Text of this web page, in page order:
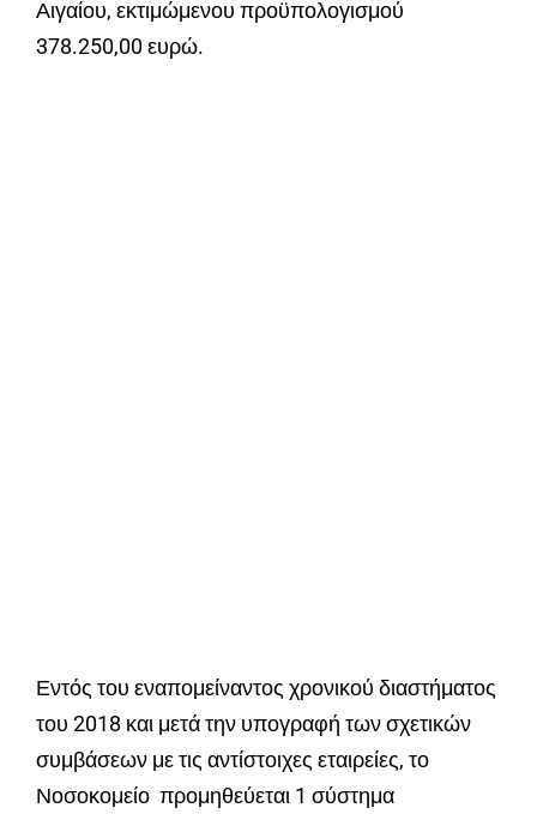
Αιγαίου, εκτιμώμενου προϋπολογισμού
378.250,00 ευρώ.
Εντός του εναπομείναντος χρονικού διαστήματος
του 2018 και μετά την υπογραφή των σχετικών
συμβάσεων με τις αντίστοιχες εταιρείες, το
Νοσοκομείο προμηθεύεται 1 σύστημα